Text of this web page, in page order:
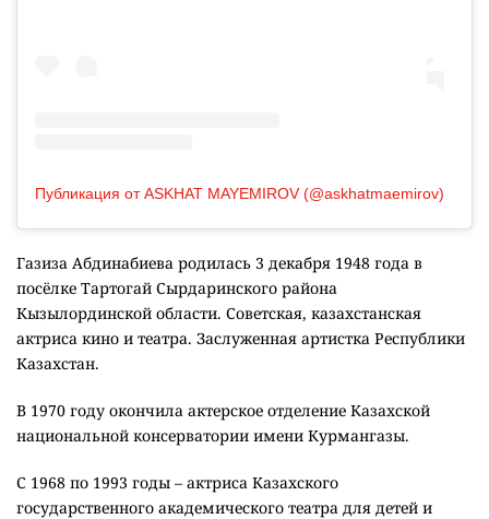
Публикация от ASKHAT MAYEMIROV (@askhatmaemirov)
Газиза Абдинабиева родилась 3 декабря 1948 года в
посёлке Тартогай Сырдаринского района
Кызылординской области. Советская, казахстанская
актриса кино и театра. Заслуженная артистка Республики
Казахстан.
В 1970 году окончила актерское отделение Казахской
национальной консерватории имени Курмангазы.
С 1968 по 1993 годы – актриса Казахского
государственного академического театра для детей и